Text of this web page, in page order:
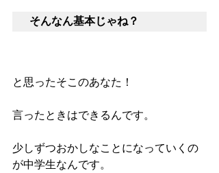
そんなん基本じゃね？
と思ったそこのあなた！
言ったときはできるんです。
少しずつおかしなことになっていくの
が中学生なんです。